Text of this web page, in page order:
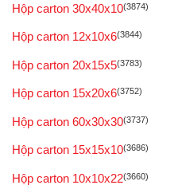
Hộp carton 30x40x10(3874)
Hộp carton 12x10x6(3844)
Hộp carton 20x15x5(3783)
Hộp carton 15x20x6(3752)
Hộp carton 60x30x30(3737)
Hộp carton 15x15x10(3686)
Hộp carton 10x10x22(3660)